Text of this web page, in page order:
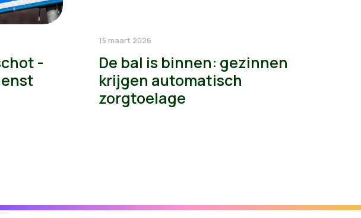
-
15 maart 2026
De bal is binnen: gezinnen
krijgen automatisch
zorgtoelage